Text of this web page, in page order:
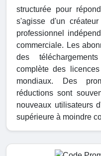
structurée pour
s'agisse d'un
professionnel
commerciale. Les
des
complète des
mondiaux. Des
réductions sont
nouveaux utilisateurs
supérieure à moindre